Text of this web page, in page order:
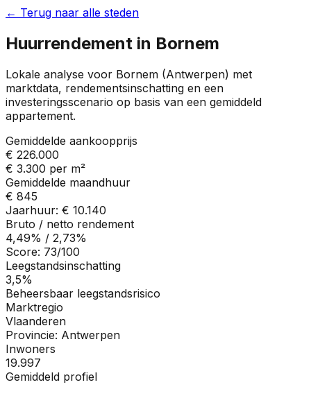
← Terug naar alle steden
Huurrendement in Bornem
Lokale analyse voor Bornem (Antwerpen) met
marktdata, rendementsinschatting en een
investeringsscenario op basis van een gemiddeld
appartement.
Gemiddelde aankoopprijs
€ 226.000
€ 3.300 per m²
Gemiddelde maandhuur
€ 845
Jaarhuur: € 10.140
Bruto / netto rendement
4,49% / 2,73%
Score: 73/100
Leegstandsinschatting
3,5%
Beheersbaar leegstandsrisico
Marktregio
Vlaanderen
Provincie: Antwerpen
Inwoners
19.997
Gemiddeld profiel